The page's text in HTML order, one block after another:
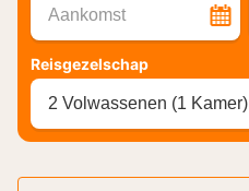
Aankomst
Reisgezelschap
2 Volwassenen (1 Kamer)